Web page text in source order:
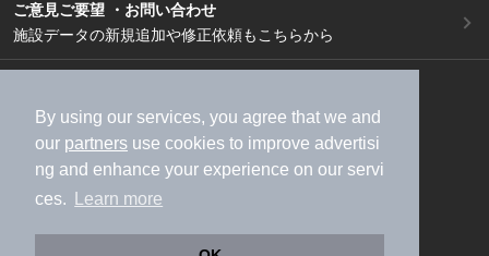
By using our services, you agree that we and
our partners use cookies to improve advertisi
ng and enhance your experience on our servi
ces.
Learn more
ご意見ご要望 ・お問い合わせ
施設データの新規追加や修正依頼もこちらから
加盟店募集（資料請求）
広告出稿のご案内
利用規約
ライフスタイルMEMBERS+規約
特定商取引法に基づく表記
ヘルプ
採用情報
運営会社